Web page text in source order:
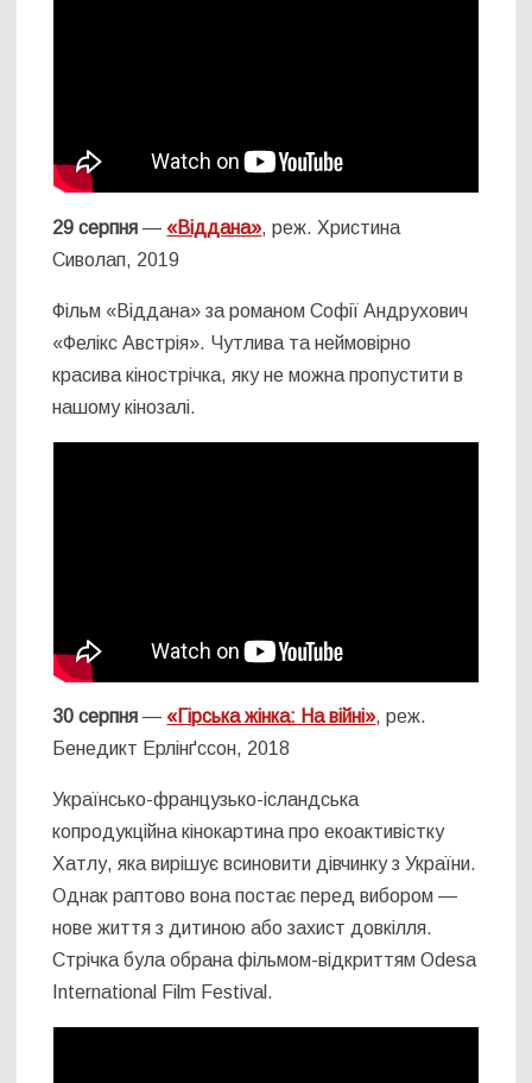
29 серпня — «Віддана», реж. Христина
Сиволап, 2019
Фільм «Віддана» за романом Софії Андрухович
«Фелікс Австрія». Чутлива та неймовірно
красива кінострічка, яку не можна пропустити в
нашому кінозалі.
30 серпня — «Гірська жінка: На війні», реж.
Бенедикт Ерлінґссон, 2018
Українсько-французько-ісландська
копродукційна кінокартина про екоактивістку
Хатлу, яка вирішує всиновити дівчинку з України.
Однак раптово вона постає перед вибором —
нове життя з дитиною або захист довкілля.
Стрічка була обрана фільмом-відкриттям Odesa
International Film Festival.